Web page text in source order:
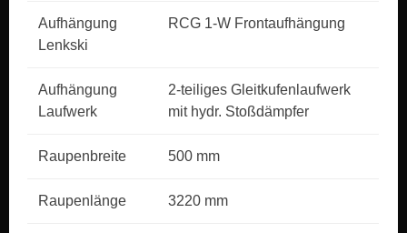
Aufhängung
Lenkski
RCG 1-W Frontaufhängung
Aufhängung
Laufwerk
2-teiliges Gleitkufenlaufwerk
mit hydr. Stoßdämpfer
Raupenbreite 500 mm
Raupenlänge 3220 mm